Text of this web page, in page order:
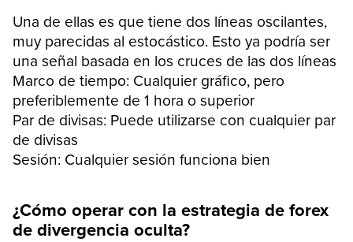
Una de ellas es que tiene dos líneas oscilantes,
muy parecidas al estocástico. Esto ya podría ser
una señal basada en los cruces de las dos líneas
Marco de tiempo: Cualquier gráfico, pero
preferiblemente de 1 hora o superior
Par de divisas: Puede utilizarse con cualquier par
de divisas
Sesión: Cualquier sesión funciona bien
¿Cómo operar con la estrategia de forex
de divergencia oculta?